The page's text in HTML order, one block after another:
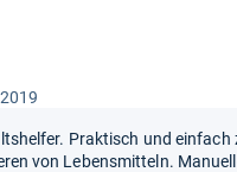
Praktisch und einfach
von Lebensmitteln.